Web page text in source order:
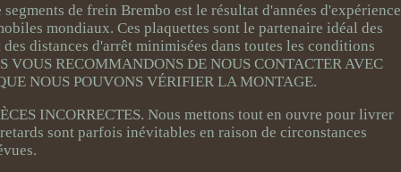
de frein Brembo est le résultat d'années d'expérience
mondiaux. Ces plaquettes sont le partenaire idéal des
distances d'arrêt minimisées dans toutes les conditions
RECOMMANDONS DE NOUS CONTACTER AVEC
NOUS POUVONS VÉRIFIER LA MONTAGE.
INCORRECTES. Nous mettons tout en ouvre pour livrer
sont parfois inévitables en raison de circonstances